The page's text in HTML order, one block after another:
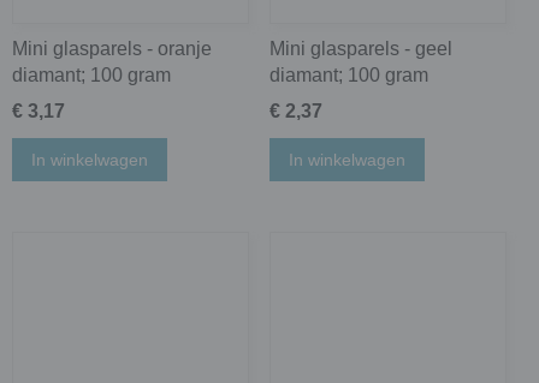
Mini glasparels - oranje
diamant; 100 gram
€ 3,17
In winkelwagen
Mini glasparels - geel
diamant; 100 gram
€ 2,37
In winkelwagen